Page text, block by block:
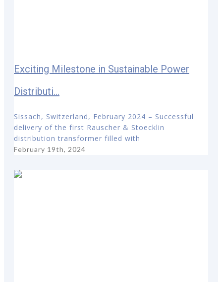
Exciting Milestone in Sustainable Power
Distributi...
Sissach, Switzerland, February 2024 – Successful
delivery of the first Rauscher & Stoecklin
distribution transformer filled with
February 19th, 2024